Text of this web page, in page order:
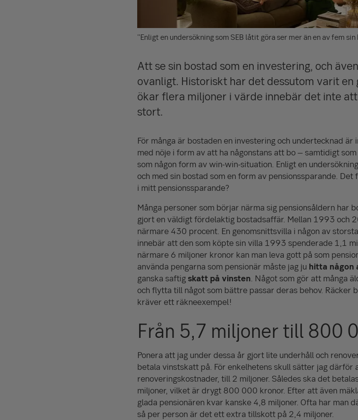
"Enligt en undersökning som SEB låtit göra ser mer än en av fem
Att se sin bostad som en investering, och
ovanligt. Historiskt har det dessutom varit
ökar flera miljoner i värde innebär det inte
stort.
För många är bostaden en investering och undertecknad
med nöje i form av att ha någonstans att bo – samtidigt
som någon form av win-win-situation. Enligt en
och med sin bostad som en form av pensionssparande.
i mitt pensionssparande?
Många personer som börjar närma sig pensionsåldern har
gjort en väldigt fördelaktig bostadsaffär. Mellan 1993 och
närmare 430 procent. En genomsnittsvilla i någon av
innebär att den som köpte sin villa 1993 spenderade 1,1
närmare 6 miljoner kronor kan man leva gott på som
använda pengarna som pensionär måste jag ju hitta någon
ganska saftigskatt på vinsten. Något som gör att många
och flytta till något som bättre passar deras behov. Räcker
kräver ett räkneexempel!
Från 5,7 miljoner till 800
Ponera att jag under dessa år gjort lite underhåll och
betala vinstskatt på. För enkelhetens skull sätter jag
renoveringskostnader, till 2 miljoner. Således ska det
miljoner, vilket är drygt 800 000 kronor. Efter att även
glada pensionären kvar kanske 4,8 miljoner. Ofta har man
så per person är det ett extra tillskott på 2,4 miljoner.